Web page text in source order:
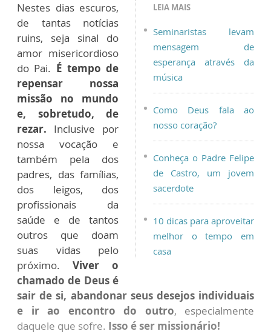
LEIA MAIS
Seminaristas levam
mensagem de
esperança através da
música
Como Deus fala ao
nosso coração?
Conheça o Padre Felipe
de Castro, um jovem
sacerdote
10 dicas para aproveitar
melhor o tempo em
casa
Nestes dias escuros,
de tantas notícias
ruins, seja sinal do
amor misericordioso
do Pai. É tempo de
repensar nossa
missão no mundo
e, sobretudo, de
rezar. Inclusive por
nossa vocação e
também pela dos
padres, das famílias,
dos leigos, dos
profissionais da
saúde e de tantos
outros que doam
suas vidas pelo
próximo. Viver o
chamado de Deus é
sair de si, abandonar seus desejos individuais
e ir ao encontro do outro, especialmente
daquele que sofre. Isso é ser missionário!